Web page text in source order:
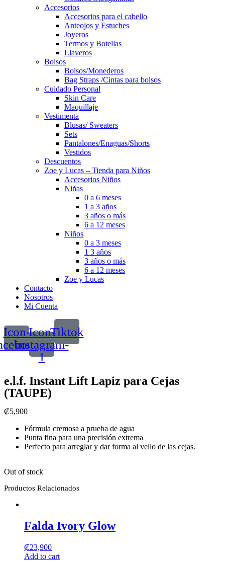
Accesorios
Accesorios para el cabello
Anteojos y Estuches
Joyeros
Termos y Botellas
Llaveros
Bolsos
Bolsos/Monederos
Bag Straps /Cintas para bolsos
Cuidado Personal
Skin Care
Maquillaje
Vestimenta
Blusas/ Sweaters
Sets
Pantalones/Enaguas/Shorts
Vestidos
Descuentos
Zoe y Lucas – Tienda para Niños
Accesorios Niños
Niñas
0 a 6 meses
1 a 3 años
3 años o más
6 a 12 meses
Niños
0 a 3 meses
1 3 años
3 años o más
6 a 12 meses
Zoe y Lucas
Contacto
Nosotros
Mi Cuenta
Icon-Icon-
instagram-
1
Tiktok
e.l.f. Instant Lift Lapiz para Cejas
(TAUPE)
₡5,900
Fórmula cremosa a prueba de agua
Punta fina para una precisión extrema
Perfecto para arreglar y dar forma al vello de las cejas.
Out of stock
Productos Relacionados
Falda Ivory Glow
₡23,900
Add to cart